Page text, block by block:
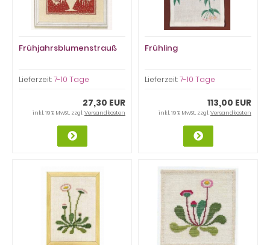
Frühjahrsblumenstrauß
Lieferzeit:7-10 Tage
27,30 EUR
inkl. 19 % MwSt. zzgl.Versandkosten
Frühling
Lieferzeit:7-10 Tage
113,00 EUR
inkl. 19 % MwSt. zzgl.Versandkosten